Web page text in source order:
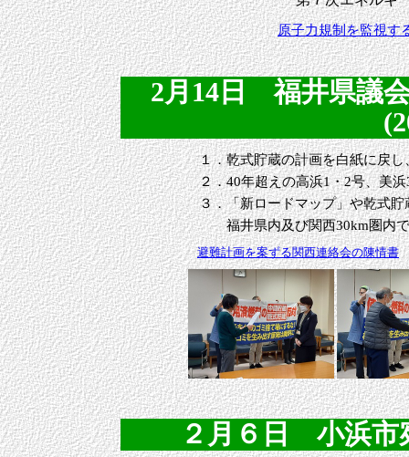
原子力規制を監視す
2月14日 福井県議
１．乾式貯蔵の計画を白紙に戻し
２．40年超えの高浜1・2号、美浜
３．「新ロードマップ」や乾式貯
福井県内及び関西30km圏内で
避難計画を案ずる関西連絡会の陳情書
２月６日 小浜市